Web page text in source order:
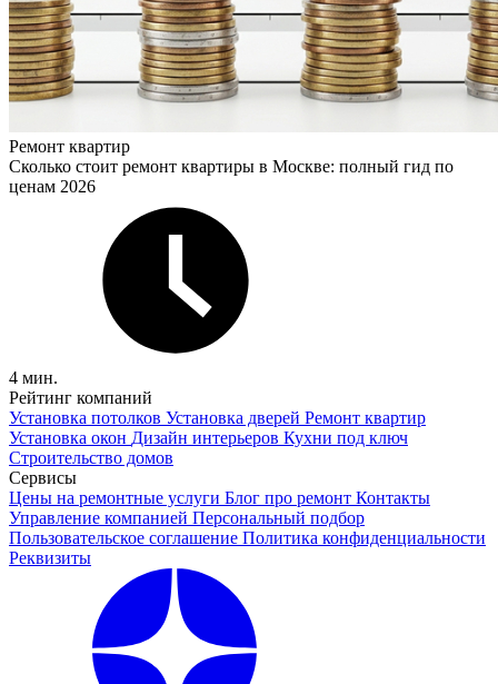
Ремонт квартир
Сколько стоит ремонт квартиры в Москве: полный гид по
ценам 2026
4 мин.
Рейтинг компаний
Установка потолков Установка дверей Ремонт квартир
Установка окон Дизайн интерьеров Кухни под ключ
Строительство домов
Сервисы
Цены на ремонтные услуги Блог про ремонт Контакты
Управление компанией Персональный подбор
Пользовательское соглашение Политика конфиденциальности
Реквизиты